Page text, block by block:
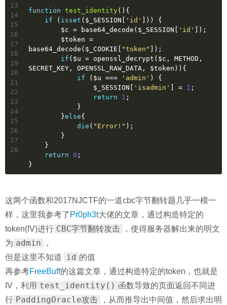
13
14
15
16
17
18
19
20
21
22
23
24
25
26
27
28
function test_identity() {
if ( isset ($_SESSION[ 'id' ])) {
        $c = base64_decode($_SESSION[
'id' ]);
base64_decode($_COOKIE[ "token" ]);
if ($u = openssl_decrypt($c, METHOD,
SECRET_KEY, OPENSSL_RAW_DATA, $token)){
if ($u === 'admin' ) {
                $_SESSION[
'isadmin' ] = 1 ;
return
1 ;
            }
        }
else{
die ( "Error!" );
        }
    }
return 0 ;
}
这两个函数和2017NJCTF的一道cbc字节翻转题几乎一模一
样，这里我参考了 Pr0ph3t大佬的文章，通过构造特定的
token(IV)进行 CBC字节翻转攻击
，使得服务器解出来的明文
为 admin
，
但是这里不知道
id 的值
再参考FreeBuff的这篇文章，通过构造特定的token，也就是
IV，利用 test_identity() 函数导致的页面返回不同进
行 PaddingOracle攻击
，从而推导出中间值，然后求出明